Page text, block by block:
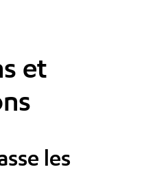
et
les